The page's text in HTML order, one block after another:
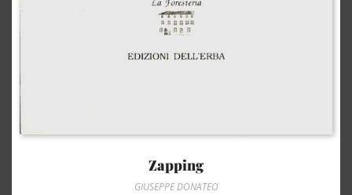
Zapping
GIUSEPPE DONATEO